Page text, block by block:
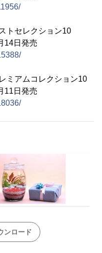
トセレクション10
14日発売
ミアムコレクション10
11日発売
ンロード